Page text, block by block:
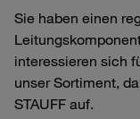
Sie haben einen
interessieren sich
unser Sortiment,
STAUFF auf.